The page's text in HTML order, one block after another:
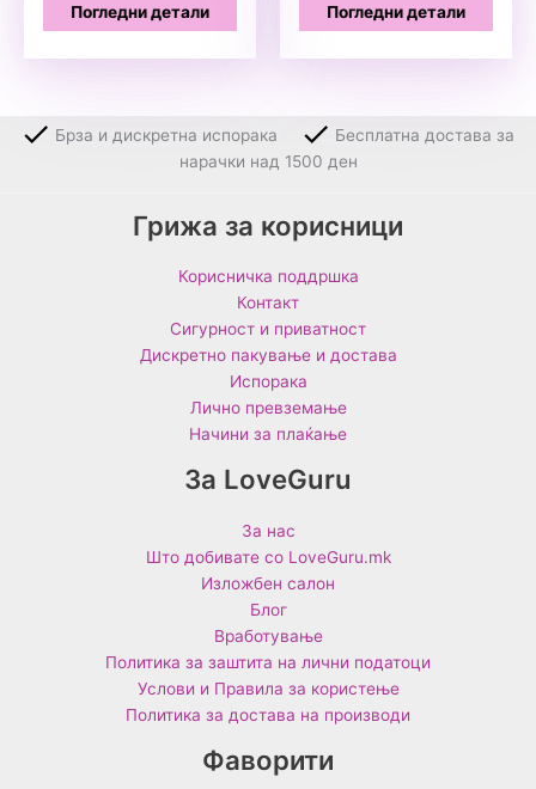
Погледни детали Погледни детали
Брза и дискретна испорака
Бесплатна достава за
нарачки над 1500 ден
Грижа за корисници
Корисничка поддршка
Контакт
Сигурност и приватност
Дискретно пакување и достава
Испорака
Лично превземање
Начини за плаќање
За LoveGuru
За нас
Што добивате со LoveGuru.mk
Изложбен салон
Блог
Вработување
Политика за заштита на лични податоци
Услови и Правила за користење
Политика за достава на производи
Фаворити